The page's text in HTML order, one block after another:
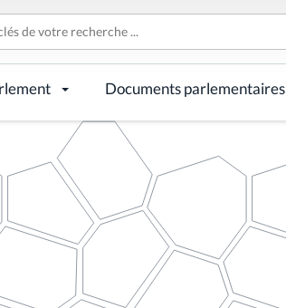
Documents parlementaires